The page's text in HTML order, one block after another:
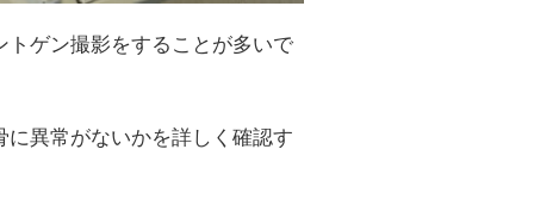
ゲン撮影をすることが多いで
異常がないかを詳しく確認す